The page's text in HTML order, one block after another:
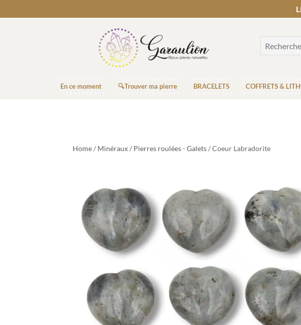
En ce moment 🔍Trouver ma pierre BRACELETS COFFRETS &
Home/ Minéraux/ Pierres roulées - Galets/ Coeur Labradorite